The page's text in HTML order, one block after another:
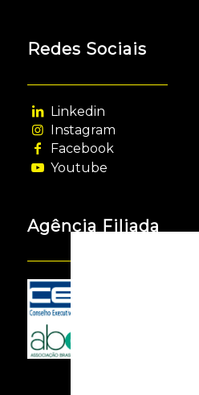
Redes Sociais
Linkedin
Instagram
Facebook
Youtube
Agência Filiada